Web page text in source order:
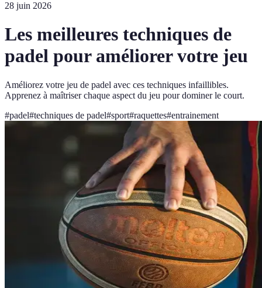
28 juin 2026
Les meilleures techniques de
padel pour améliorer votre jeu
Améliorez votre jeu de padel avec ces techniques infaillibles.
Apprenez à maîtriser chaque aspect du jeu pour dominer le court.
#padel#techniques de padel#sport#raquettes#entrainement